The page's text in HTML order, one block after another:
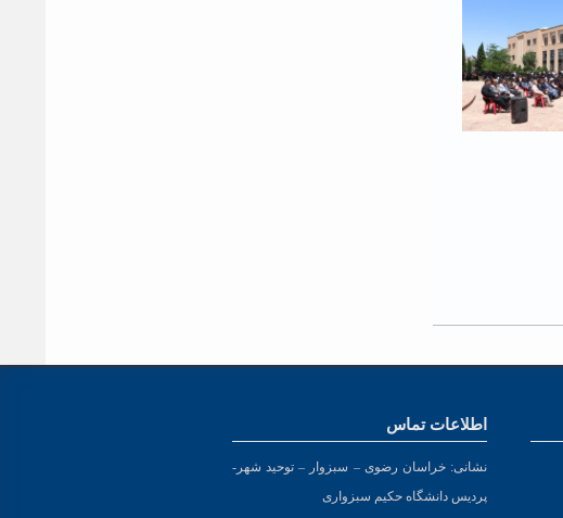
اطلاعات تماس
نشانی: خراسان رضوی – سبزوار – توحید شهر-
پردیس دانشگاه حکیم سبزواری